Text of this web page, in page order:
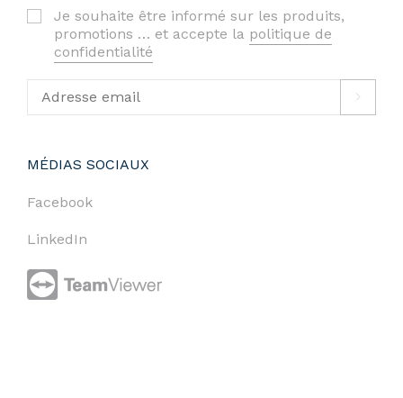
Je souhaite être informé sur les produits,
promotions … et accepte la politique de
confidentialité
MÉDIAS SOCIAUX
Facebook
LinkedIn